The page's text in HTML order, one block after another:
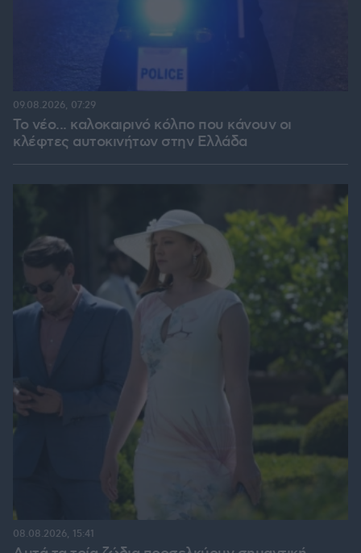
Το νέο... καλοκαιρινό κόλπο που κάνουν οι
κλέφτες αυτοκινήτων στην Ελλάδα
09.08.2026, 07:29
08.08.2026, 15:41